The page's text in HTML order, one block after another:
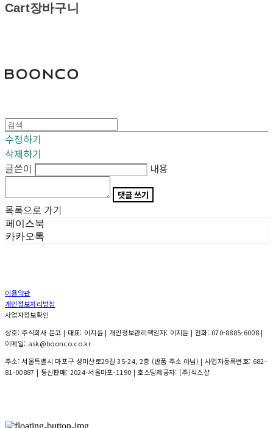
Cart장바구니
수정하기
삭제하기
글쓴이
내용
댓글 쓰기
목록으로 가기
페이스북
카카오톡
이용약관
개인정보처리방침
사업자정보확인
상호: 주식회사 분코 | 대표: 이지윤 | 개인정보관리책임자: 이지윤 | 전화: 070-8885-6008 |
이메일: ask@boonco.co.kr
주소: 서울특별시 마포구 성미산로29길 35-24, 2층 (반품 주소 아님) | 사업자등록번호: 682-
81-00887 | 통신판매: 2024-서울마포-1190 | 호스팅제공자: (주)식스샵